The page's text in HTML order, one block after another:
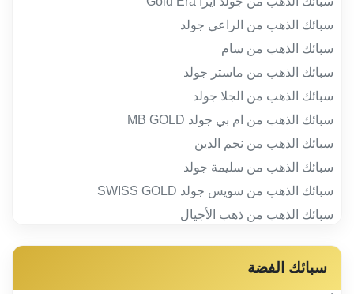
سبائك الذهب من الراعي جولد
سبائك الذهب من سام
سبائك الذهب من ماستر جولد
سبائك الذهب من الجلا جولد
سبائك الذهب من ام بي جولد MB GOLD
سبائك الذهب من نجم الدين
سبائك الذهب من سليمة جولد
سبائك الذهب من سويس جولد SWISS GOLD
سبائك الذهب من ذهب الأجيال
سبائك الفضة